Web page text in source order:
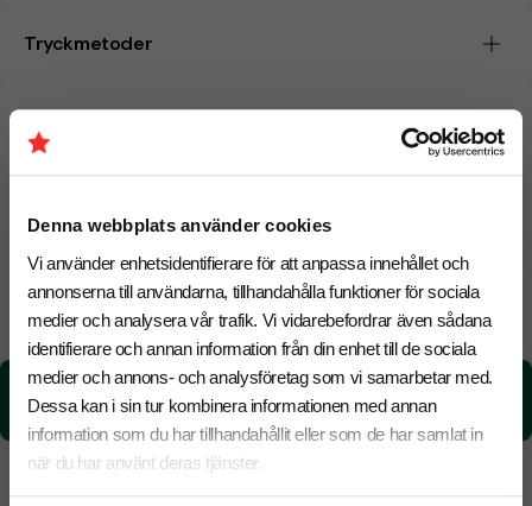
Denna webbplats använder cookies
Vi använder enhetsidentifierare för att anpassa innehållet och
annonserna till användarna, tillhandahålla funktioner för sociala
medier och analysera vår trafik. Vi vidarebefordrar även sådana
identifierare och annan information från din enhet till de sociala
medier och annons- och analysföretag som vi samarbetar med.
Dessa kan i sin tur kombinera informationen med annan
information som du har tillhandahållit eller som de har samlat in
när du har använt deras tjänster.
Tryckmetoder
18 Augusti Beräknad leveranstid: 6 arbetsdagar
Snabbare leverans? Kontakta oss.
CO₂e -avtryck:
3,27181173810815 kg CO₂e / per styck